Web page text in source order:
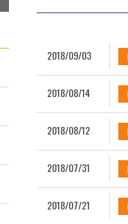
2018/09/03
2018/08/14
2018/08/12
2018/07/31
2018/07/21